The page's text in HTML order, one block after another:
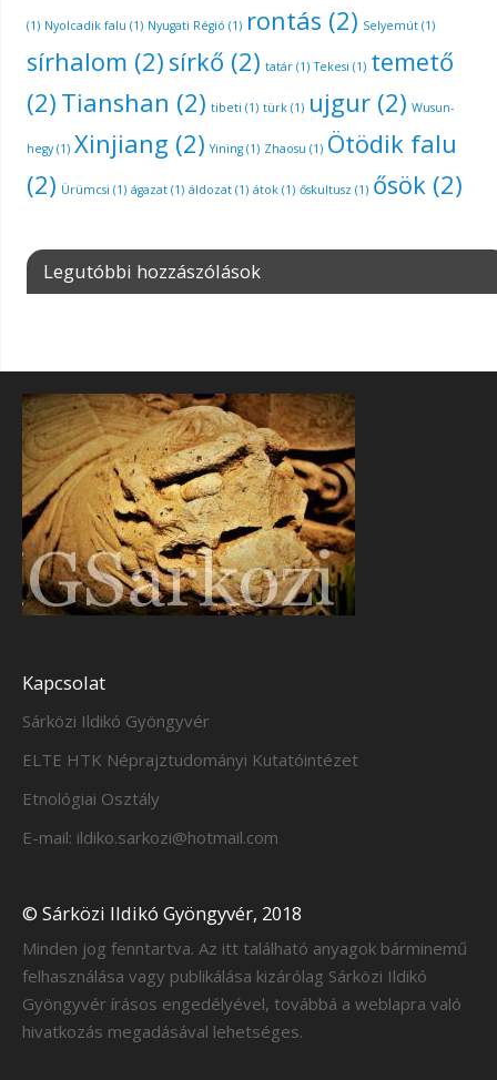
(1) Nyolcadik falu (1) Nyugati Régió (1) rontás (2) Selyemút(1)
sírhalom (2) sírkő (2) tatár(1) Tekesi (1) temető
(2) Tianshan (2) tibeti (1) türk(1) ujgur(2) Wusun-
hegy(1) Xinjiang (2) Yining(1) Zhaosu (1) Ötödik falu
(2) Ürümcsi (1) ágazat(1) áldozat(1) átok(1) őskultusz (1) ősök(2)
Legutóbbi hozzászólások
Kapcsolat
Sárközi Ildikó Gyöngyvér
ELTE HTK Néprajztudományi Kutatóintézet
Etnológiai Osztály
E-mail: ildiko.sarkozi@hotmail.com
© Sárközi Ildikó Gyöngyvér, 2018
Minden jog fenntartva. Az itt található anyagok bárminemű
felhasználása vagy publikálása kizárólag Sárközi Ildikó
Gyöngyvér írásos engedélyével, továbbá a weblapra való
hivatkozás megadásával lehetséges.